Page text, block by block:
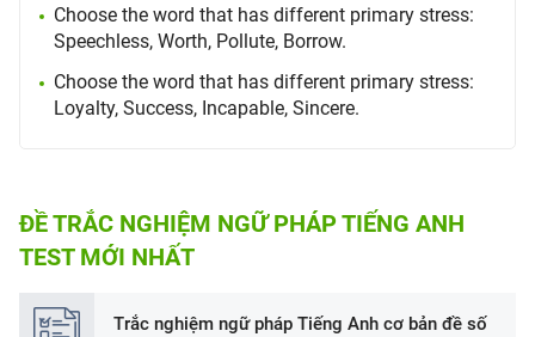
Choose the word that has different primary stress:
Speechless, Worth, Pollute, Borrow.
Choose the word that has different primary stress:
Loyalty, Success, Incapable, Sincere.
ĐỀ TRẮC NGHIỆM NGỮ PHÁP TIẾNG ANH
TEST MỚI NHẤT
Trắc nghiệm ngữ pháp Tiếng Anh cơ bản đề số